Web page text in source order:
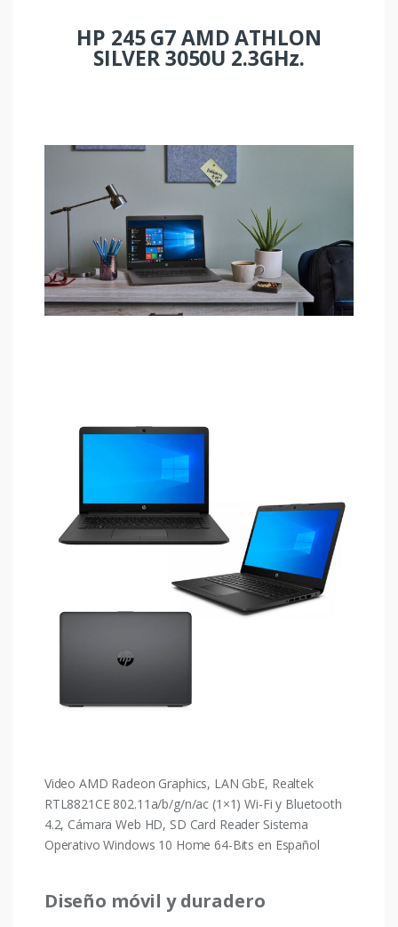
HP 245 G7 AMD ATHLON
SILVER 3050U 2.3GHz.
Video AMD Radeon Graphics, LAN GbE, Realtek
RTL8821CE 802.11a/b/g/n/ac (1×1) Wi-Fi y Bluetooth
4.2, Cámara Web HD, SD Card Reader Sistema
Operativo Windows 10 Home 64-Bits en Español
Diseño móvil y duradero